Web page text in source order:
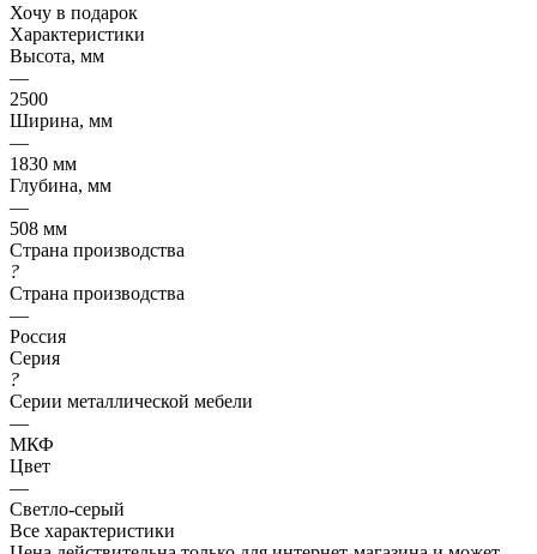
Хочу в подарок
Характеристики
Высота, мм
—
2500
Ширина, мм
—
1830 мм
Глубина, мм
—
508 мм
Страна производства
?
Страна производства
—
Россия
Серия
?
Серии металлической мебели
—
МКФ
Цвет
—
Светло-серый
Все характеристики